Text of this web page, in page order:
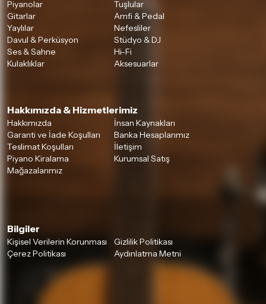
Piyanolar
Tuşlular
Gitarlar
Amfi & Pedal
Yaylılar
Nefesliler
Davul & Perküsyon
Stüdyo & DJ
Ses & Sahne
Hi-Fi
Kulaklıklar
Aksesuarlar
Hakkımızda & Hizmetlerimiz
Hakkımızda
İnsan Kaynakları
Garanti ve İade Koşulları
Banka Hesaplarımız
Teslimat Koşulları
İletişim
Piyano Kiralama
Kurumsal Satış
Mağazalarımız
Bilgiler
Kişisel Verilerin Korunması
Gizlilik Politikası
Çerez Politikası
Aydınlatma Metni